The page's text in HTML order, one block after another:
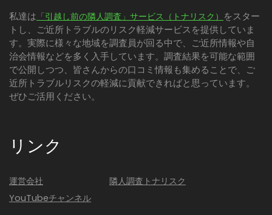
私達は 「引越し前の隣人調査」サービス（トナリスク） をスター
トし、ご近所トラブルのリスク軽減サービスを提供していま
す。実際に様々な地域を調査員が回る中で、ご近所情報や自
治会情報などを多く入手しています。調査結果を可能な範囲
で公開しつつ、皆さんからの口コミ情報も集めることで、ご
近所トラブルリスクの軽減に貢献できればと思っています。
ぜひご活用ください。
リンク
運営会社
YouTubeチャンネル
隣人調査トナリスク